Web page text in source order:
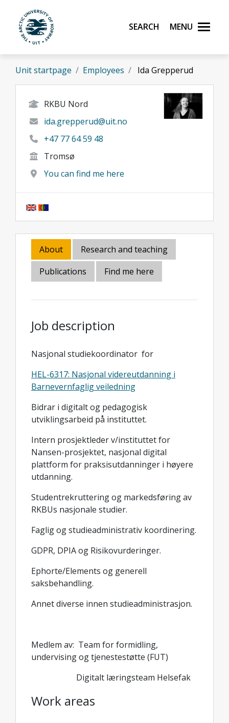
Skip to main content
UiT The Arctic University of Norway
Search Menu
Unit startpage Employees Ida Grepperud
RKBU Nord
ida.grepperud@uit.no
+47 77 64 59 48
Tromsø
You can find me here
About
Research and teaching
Publications
Find me here
Job description
Nasjonal studiekoordinator for
HEL-6317: Nasjonal videreutdanning i
Barnevernfaglig veiledning
Bidrar i digitalt og pedagogisk
utviklingsarbeid på instituttet.
Intern prosjektleder v/instituttet for
Nansen-prosjektet, nasjonal digital
plattform for praksisutdanninger i høyere
utdanning.
Studentrekruttering og markedsføring av
RKBUs nasjonale studier.
Faglig og studieadministrativ koordinering.
GDPR, DPIA og Risikovurderinger.
Ephorte/Elements og generell
saksbehandling.
Annet diverse innen studieadministrasjon.
Medlem av: Team for formidling,
undervising og tjenestestøtte (FUT)
Digitalt læringsteam Helsefak
Work areas